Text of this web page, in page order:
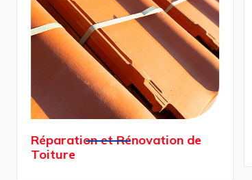
Réparation et Rénovation de
Toiture